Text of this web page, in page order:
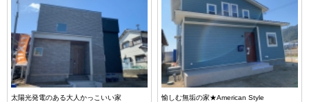
太陽光発電のある大人かっこいい家 愉しむ無垢の家★American Style